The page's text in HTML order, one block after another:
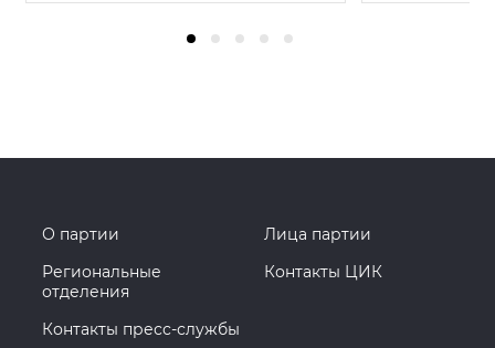
О партии
Лица партии
Региональные
отделения
Контакты ЦИК
Контакты пресс-службы